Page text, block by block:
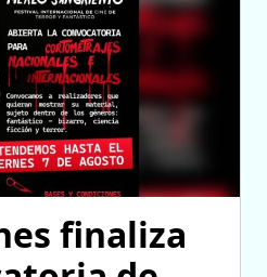
finaliza